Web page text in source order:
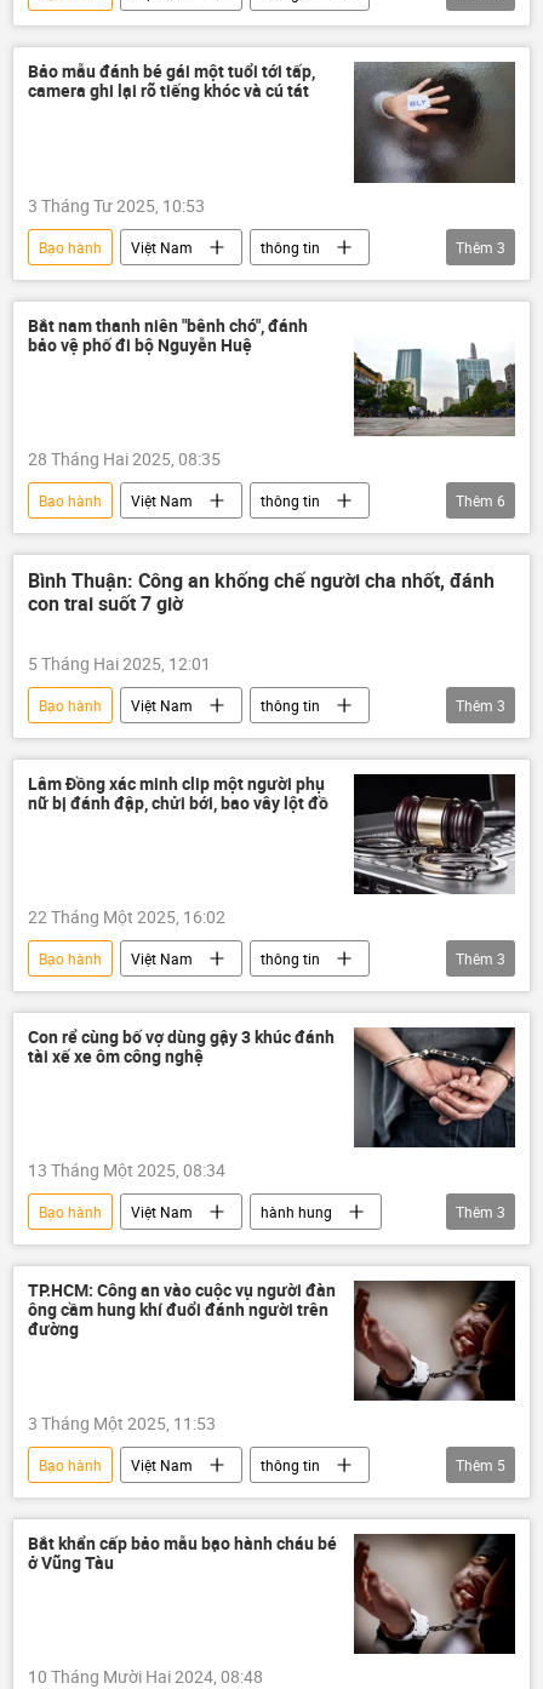
Hàn Quốc
bị đánh
đánh người
mạng xã hội
Bảo mẫu đánh bé gái một tuổi tới tấp,
camera ghi lại rõ tiếng khóc và cú tát
3 Tháng Tư 2025, 10:53
Bạo hành Việt Nam
thông tin
mạng xã hội
Pháp luật Trẻ em
Thêm 3
Bắt nam thanh niên "bênh chó", đánh
bảo vệ phố đi bộ Nguyễn Huệ
28 Tháng Hai 2025, 08:35
Bạo hành Việt Nam
thông tin
bảo vệ
đánh nhau
đánh người
tai nạn
Pháp luật Xã hội
Thêm 6
Bình Thuận: Công an khống chế người cha nhốt, đánh
con trai suốt 7 giờ
5 Tháng Hai 2025, 12:01
Bạo hành Việt Nam
thông tin
công an
Bộ Công an Việt Nam
Trẻ em
Thêm 3
Lâm Đồng xác minh clip một người phụ
nữ bị đánh đập, chửi bới, bao vây lột đồ
22 Tháng Một 2025, 16:02
Bạo hành Việt Nam
thông tin
Pháp luật
mạng xã hội
hành hung
Thêm 3
Con rể cùng bố vợ dùng gậy 3 khúc đánh
tài xế xe ôm công nghệ
13 Tháng Một 2025, 08:34
Bạo hành Việt Nam
hành hung
bắt giữ
bị bắt Pháp luật
Thêm 3
TP.HCM: Công an vào cuộc vụ người đàn
ông cầm hung khí đuổi đánh người trên
đường
3 Tháng Một 2025, 11:53
Bạo hành Việt Nam
thông tin
hành hung
công an
công an TP.HCM
Bộ Công an Việt Nam
Pháp luật
Thêm 5
Bắt khẩn cấp bảo mẫu bạo hành cháu bé
ở Vũng Tàu
10 Tháng Mười Hai 2024, 08:48